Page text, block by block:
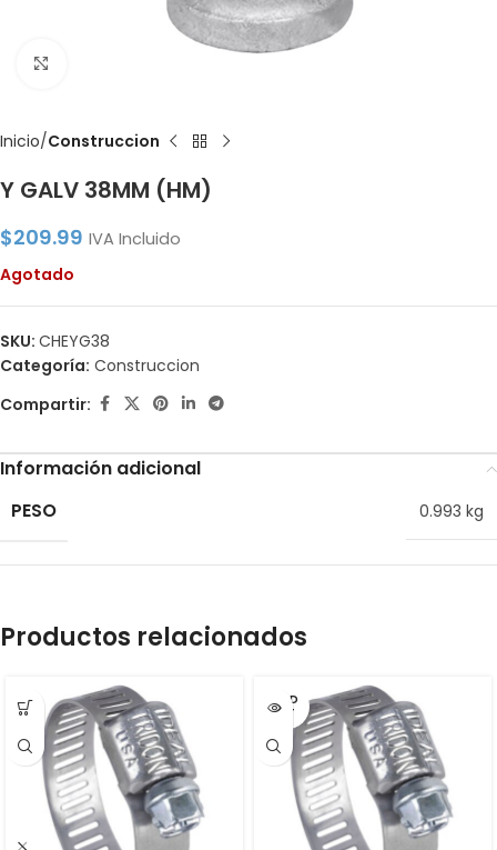
Inicio Construccion
Y GALV 38MM (HM)
$209.99 IVA Incluido
Agotado
SKU: CHEYG38
Categoría: Construccion
Compartir:
Información adicional
PESO
0.993 kg
Productos relacionados
SOLD
OUT